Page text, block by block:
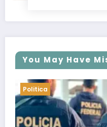
You May Have
Politica